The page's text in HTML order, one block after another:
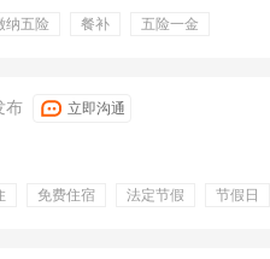
纳五险 餐补
五险一金
布 立即沟通
免费住宿 法定节假
节假日